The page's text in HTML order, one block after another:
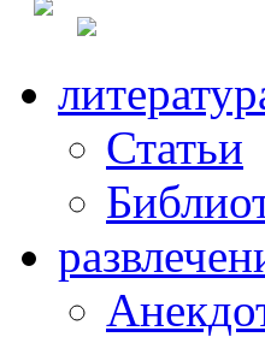
Статьи